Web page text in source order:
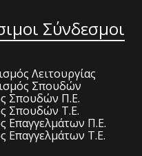
Σύνδεσμοι
Λειτουργίας
Σπουδών
Σπουδών Π.Ε.
Σπουδών Τ.Ε.
Επαγγελμάτων Π.Ε.
Επαγγελμάτων Τ.Ε.